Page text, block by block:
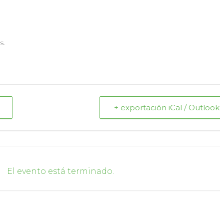
+ exportación iCal / Outlook
El evento está terminado.